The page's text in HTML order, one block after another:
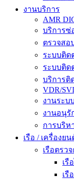
งานบริการ
AMR
บริการซ่
ตรวจสอ
ระบบติด
ระบบติด
บริการติ
VDR/
งานระบ
งานอนุรั
การบริห
เรือ / เครื่องยน
เรือตรว
เรื
เรื